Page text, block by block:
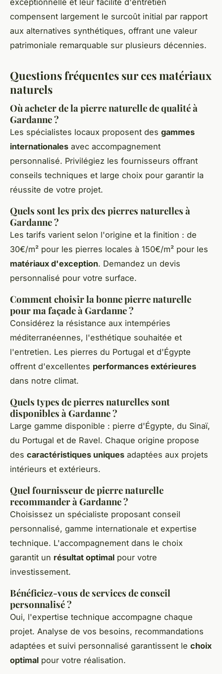
compensent largement le surcoût initial par rapport
aux alternatives synthétiques, offrant une valeur
patrimoniale remarquable sur plusieurs décennies.
Questions fréquentes sur ces matériaux
naturels
Où acheter de la pierre naturelle de qualité à
Gardanne ?
Les spécialistes locaux proposent des gammes
internationales avec accompagnement
personnalisé. Privilégiez les fournisseurs offrant
conseils techniques et large choix pour garantir la
réussite de votre projet.
Quels sont les prix des pierres naturelles à
Gardanne ?
Les tarifs varient selon l'origine et la finition : de
30€/m² pour les pierres locales à 150€/m² pour les
matériaux d'exception. Demandez un devis
personnalisé pour votre surface.
Comment choisir la bonne pierre naturelle
pour ma façade à Gardanne ?
Considérez la résistance aux intempéries
méditerranéennes, l'esthétique souhaitée et
l'entretien. Les pierres du Portugal et d'Égypte
offrent d'excellentes performances extérieures
dans notre climat.
Quels types de pierres naturelles sont
disponibles à Gardanne ?
Large gamme disponible : pierre d'Égypte, du Sinaï,
du Portugal et de Ravel. Chaque origine propose
des caractéristiques uniques adaptées aux projets
intérieurs et extérieurs.
Quel fournisseur de pierre naturelle
recommander à Gardanne ?
Choisissez un spécialiste proposant conseil
personnalisé, gamme internationale et expertise
technique. L'accompagnement dans le choix
garantit un résultat optimal pour votre
investissement.
Bénéficiez-vous de services de conseil
personnalisé ?
Oui, l'expertise technique accompagne chaque
projet. Analyse de vos besoins, recommandations
adaptées et suivi personnalisé garantissent le choix
optimal pour votre réalisation.